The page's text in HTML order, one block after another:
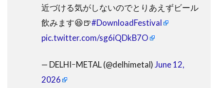
近づける気がしないのでとりあえずビール
飲みます😆🍺#DownloadFestival
pic.twitter.com/sg6iQDkB7O
— DELHIｰMETAL (@delhimetal)June 12,
2026